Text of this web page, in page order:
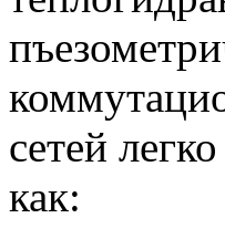
сетей
как: